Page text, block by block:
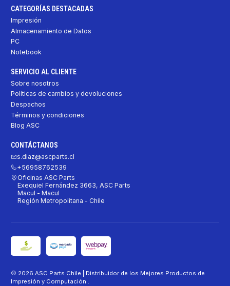
CATEGORÍAS DESTACADAS
Impresión
Almacenamiento de Datos
PC
Notebook
SERVICIO AL CLIENTE
Sobre nosotros
Políticas de cambios y devoluciones
Despachos
Términos y condiciones
Blog ASC
CONTÁCTANOS
s.diaz@ascparts.cl
+56958762539
Oficinas ASC Parts
Exequiel Fernández 3663, ASC Parts
Macul - Macul
Región Metropolitana - Chile
2026 ASC Parts Chile | Distribuidor de los Mejores Productos de
Impresión y Computación .